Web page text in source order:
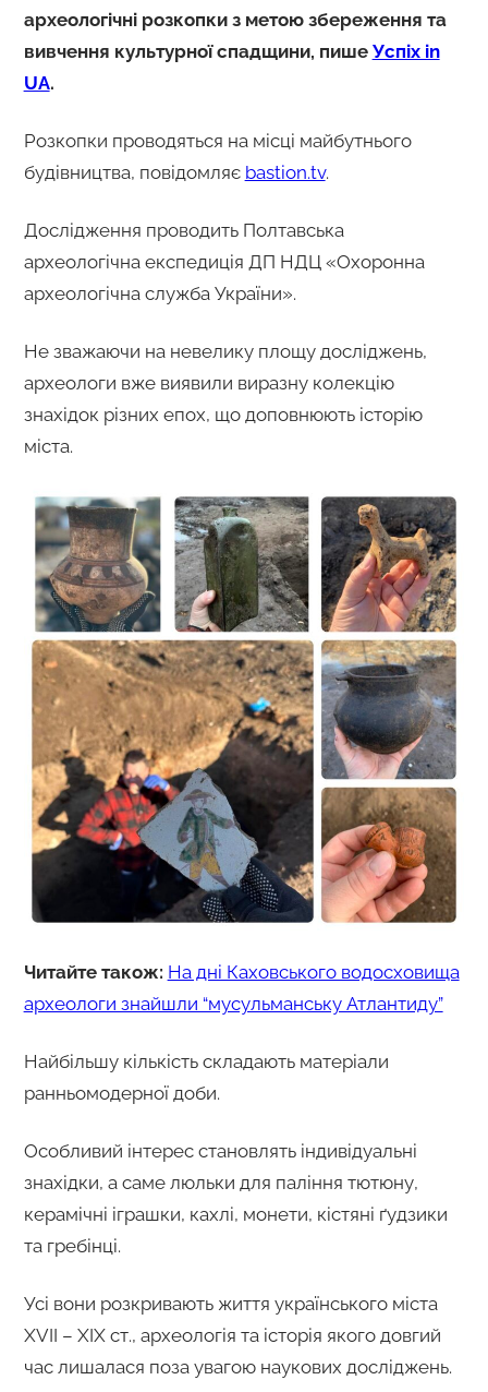
археологічні розкопки з метою збереження та
вивчення культурної спадщини, пише Успіх in
UA.
Розкопки проводяться на місці майбутнього
будівництва, повідомляє bastion.tv.
Дослідження проводить Полтавська
археологічна експедиція ДП НДЦ «Охоронна
археологічна служба України».
Не зважаючи на невелику площу досліджень,
археологи вже виявили виразну колекцію
знахідок різних епох, що доповнюють історію
міста.
Читайте також: На дні Каховського водосховища
археологи знайшли “мусульманську Атлантиду”
Найбільшу кількість складають матеріали
ранньомодерної доби.
Особливий інтерес становлять індивідуальні
знахідки, а саме люльки для паління тютюну,
керамічні іграшки, кахлі, монети, кістяні ґудзики
та гребінці.
Усі вони розкривають життя українського міста
XVII – XIX ст., археологія та історія якого довгий
час лишалася поза увагою наукових досліджень.